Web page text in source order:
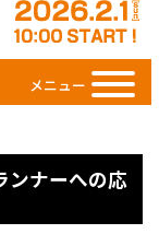
メニュー
ンナーへの応